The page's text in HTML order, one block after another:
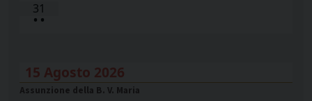
31
• •
15 Agosto 2026
Assunzione della B. V. Maria